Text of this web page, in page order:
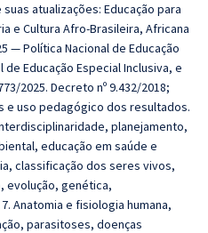
suas atualizações: Educação para
e Cultura Afro-Brasileira, Africana
— Política Nacional de Educação
Educação Especial Inclusiva, e
2025. Decreto nº 9.432/2018;
e uso pedagógico dos resultados.
planejamento,
educação em saúde e
classificação dos seres vivos,
evolução, genética,
Anatomia e fisiologia humana,
parasitoses, doenças